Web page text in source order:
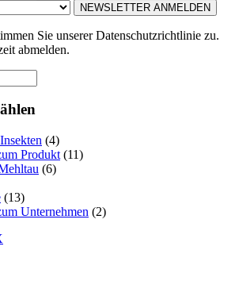
NEWSLETTER ANMELDEN
Sie unserer Datenschutzrichtlinie zu.
abmelden.
(4)
Produkt (11)
(6)
(13)
Unternehmen (2)